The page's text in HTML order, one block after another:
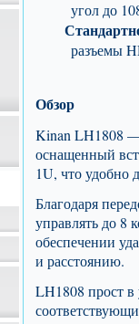
угол до
разъемы
Обзор
Kinan LH1808
оснащенный
1U, что удобно
Благодаря
управлять до 8
обеспечении
и расстоянию.
LH1808 прост